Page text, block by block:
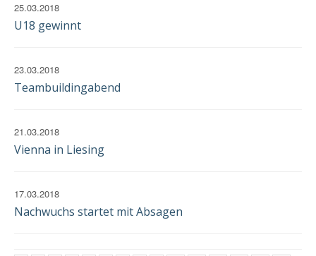
25.03.2018
U18 gewinnt
23.03.2018
Teambuildingabend
21.03.2018
Vienna in Liesing
17.03.2018
Nachwuchs startet mit Absagen